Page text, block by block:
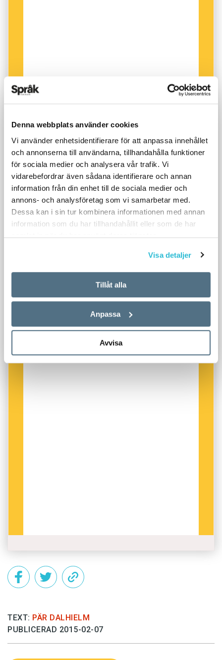
Denna webbplats använder cookies
Vi använder enhetsidentifierare för att anpassa innehållet
och annonserna till användarna, tillhandahålla funktioner
för sociala medier och analysera vår trafik. Vi
vidarebefordrar även sådana identifierare och annan
information från din enhet till de sociala medier och
annons- och analysföretag som vi samarbetar med.
Dessa kan i sin tur kombinera informationen med annan
information som du har tillhandahållit eller som de har
samlat in när du har använt deras tjänster.
Visa detaljer
Tillåt alla
Anpassa
Avvisa
TEXT: PÄR DALHIELM
PUBLICERAD 2015-02-07